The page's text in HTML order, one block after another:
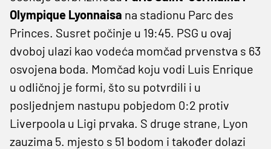
Olympique Lyonnaisa na stadionu Parc des
Princes. Susret počinje u 19:45. PSG u ovaj
dvoboj ulazi kao vodeća momčad prvenstva s 63
osvojena boda. Momčad koju vodi Luis Enrique
u odličnoj je formi, što su potvrdili i u
posljednjem nastupu pobjedom 0:2 protiv
Liverpoola u Ligi prvaka. S druge strane, Lyon
zauzima 5. mjesto s 51 bodom i također dolazi